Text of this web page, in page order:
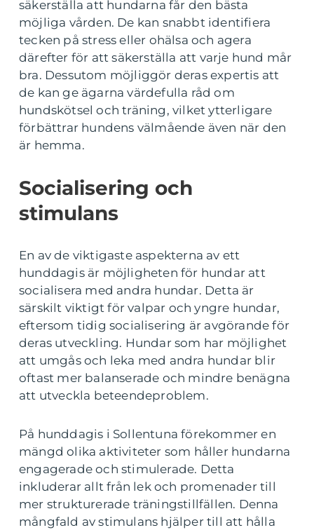
säkerställa att hundarna får den bästa
möjliga vården. De kan snabbt identifiera
tecken på stress eller ohälsa och agera
därefter för att säkerställa att varje hund mår
bra. Dessutom möjliggör deras expertis att
de kan ge ägarna värdefulla råd om
hundskötsel och träning, vilket ytterligare
förbättrar hundens välmående även när den
är hemma.
Socialisering och
stimulans
En av de viktigaste aspekterna av ett
hunddagis är möjligheten för hundar att
socialisera med andra hundar. Detta är
särskilt viktigt för valpar och yngre hundar,
eftersom tidig socialisering är avgörande för
deras utveckling. Hundar som har möjlighet
att umgås och leka med andra hundar blir
oftast mer balanserade och mindre benägna
att utveckla beteendeproblem.
På hunddagis i Sollentuna förekommer en
mängd olika aktiviteter som håller hundarna
engagerade och stimulerade. Detta
inkluderar allt från lek och promenader till
mer strukturerade träningstillfällen. Denna
mångfald av stimulans hjälper till att hålla